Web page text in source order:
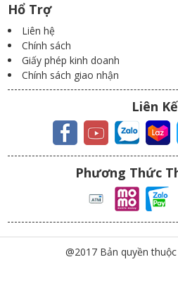
Hổ Trợ
Liên hệ
Chính sách
Giấy phép kinh doanh
Chính sách giao nhận
Liên
Phương Thức
@2017 Bản quyền